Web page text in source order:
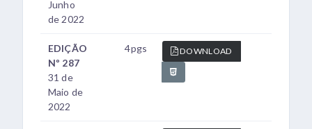
Junho
de 2022
EDIÇÃO
Nº 287
31 de
Maio de
2022
4pgs DOWNLOAD